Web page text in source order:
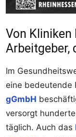
Von Kliniken
Arbeitgeber,
Im
eine bedeutende
gGmbH
versorgt
täglich. Auch das